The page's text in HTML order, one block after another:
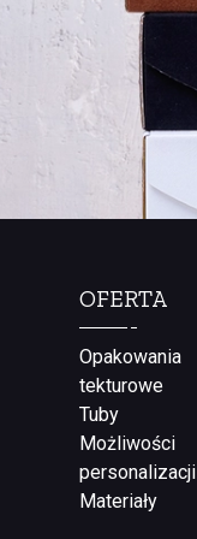
OFERTA
Opakowania
tekturowe
Tuby
Możliwości
personalizacji
Materiały